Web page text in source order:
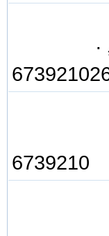
·
6739210